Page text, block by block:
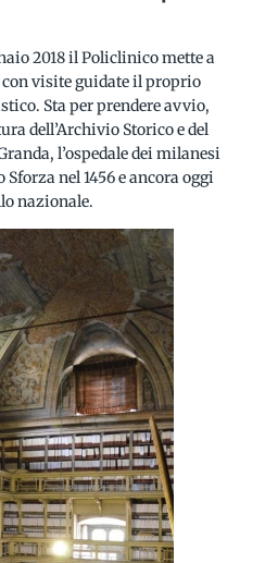
2018 il Policlinico mette a
visite guidate il proprio
Sta per prendere avvio,
dell’Archivio Storico e del
l’ospedale dei milanesi
nel 1456 e ancora oggi
nazionale.